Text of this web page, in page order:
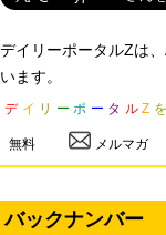
デイリーポータルZは
います。
デ イ リ ー ポ ー タ ル Z を
無料 メルマガ
バックナンバー